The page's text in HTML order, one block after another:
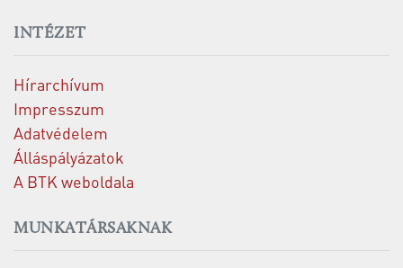
INTÉZET
Hírarchívum
Impresszum
Adatvédelem
Álláspályázatok
A BTK weboldala
MUNKATÁRSAKNAK